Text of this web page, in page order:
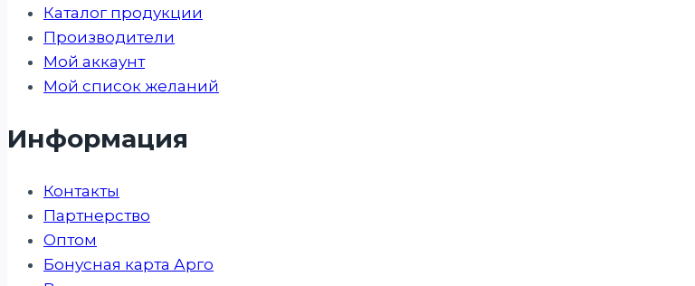
Каталог продукции
Производители
Мой аккаунт
Мой список желаний
Информация
Контакты
Партнерство
Оптом
Бонусная карта Арго